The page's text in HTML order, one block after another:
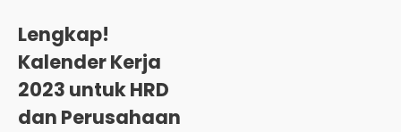
Lengkap!
Kalender Kerja
2023 untuk HRD
dan Perusahaan